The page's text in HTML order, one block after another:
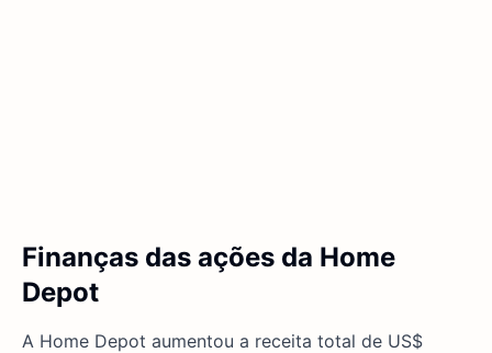
Finanças das ações da Home
Depot
A Home Depot aumentou a receita total de US$